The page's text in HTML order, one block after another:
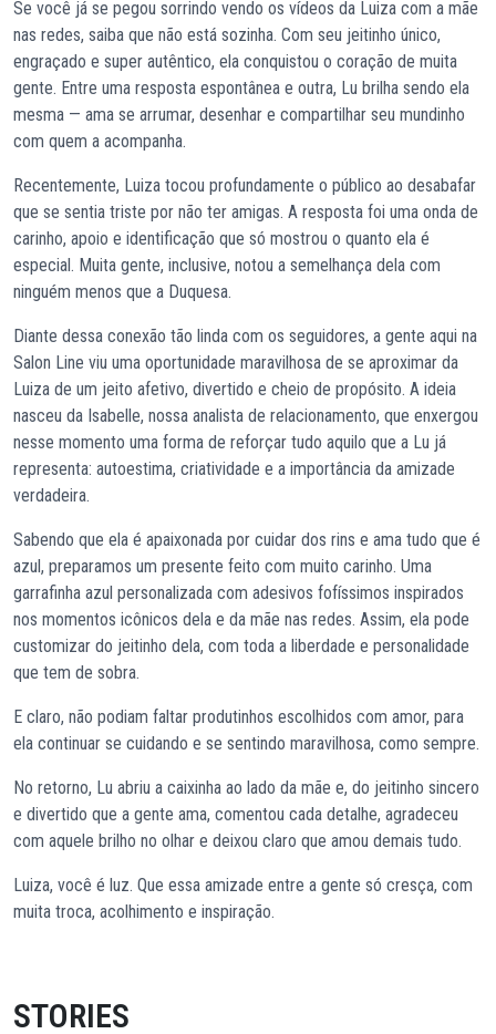
Se você já se pegou sorrindo vendo os vídeos da Luiza com a mãe
nas redes, saiba que não está sozinha. Com seu jeitinho único,
engraçado e super autêntico, ela conquistou o coração de muita
gente. Entre uma resposta espontânea e outra, Lu brilha sendo ela
mesma — ama se arrumar, desenhar e compartilhar seu mundinho
com quem a acompanha.
Recentemente, Luiza tocou profundamente o público ao desabafar
que se sentia triste por não ter amigas. A resposta foi uma onda de
carinho, apoio e identificação que só mostrou o quanto ela é
especial. Muita gente, inclusive, notou a semelhança dela com
ninguém menos que a Duquesa.
Diante dessa conexão tão linda com os seguidores, a gente aqui na
Salon Line viu uma oportunidade maravilhosa de se aproximar da
Luiza de um jeito afetivo, divertido e cheio de propósito. A ideia
nasceu da Isabelle, nossa analista de relacionamento, que enxergou
nesse momento uma forma de reforçar tudo aquilo que a Lu já
representa: autoestima, criatividade e a importância da amizade
verdadeira.
Sabendo que ela é apaixonada por cuidar dos rins e ama tudo que é
azul, preparamos um presente feito com muito carinho. Uma
garrafinha azul personalizada com adesivos fofíssimos inspirados
nos momentos icônicos dela e da mãe nas redes. Assim, ela pode
customizar do jeitinho dela, com toda a liberdade e personalidade
que tem de sobra.
E claro, não podiam faltar produtinhos escolhidos com amor, para
ela continuar se cuidando e se sentindo maravilhosa, como sempre.
No retorno, Lu abriu a caixinha ao lado da mãe e, do jeitinho sincero
e divertido que a gente ama, comentou cada detalhe, agradeceu
com aquele brilho no olhar e deixou claro que amou demais tudo.
Luiza, você é luz. Que essa amizade entre a gente só cresça, com
muita troca, acolhimento e inspiração.
STORIES